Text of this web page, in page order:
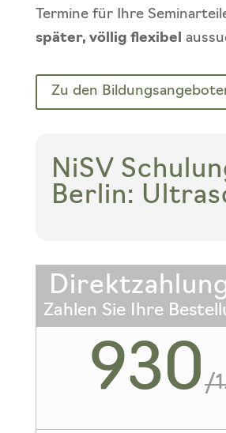
Termine für Ihre
später, völlig flexibel
Zu den
NiSV
Berlin:
Zahlen Sie Ihre
930 /